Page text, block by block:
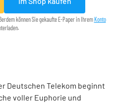
können Sie gekaufte E-Paper in Ihrem Konto
Deutschen Telekom ­beginnt
voller ­Euphorie und